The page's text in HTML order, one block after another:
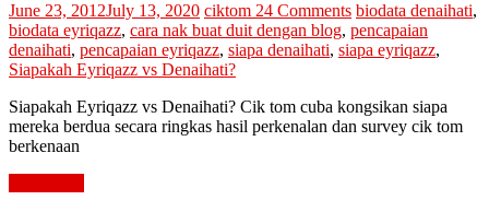
June 23, 2012July 13, 2020 ciktom 24 Comments biodata denaihati,
biodata eyriqazz, cara nak buat duit dengan blog, pencapaian
denaihati, pencapaian eyriqazz, siapa denaihati, siapa eyriqazz,
Siapakah Eyriqazz vs Denaihati?
Siapakah Eyriqazz vs Denaihati? Cik tom cuba kongsikan siapa
mereka berdua secara ringkas hasil perkenalan dan survey cik tom
berkenaan